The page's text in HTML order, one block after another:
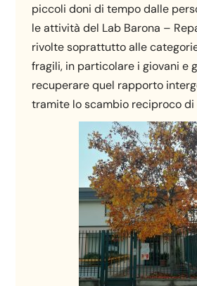
piccoli doni di tempo dalle
le attività del Lab Barona –
rivolte soprattutto alle
fragili, in particolare i giovani e
recuperare quel rapporto
tramite lo scambio reciproco di